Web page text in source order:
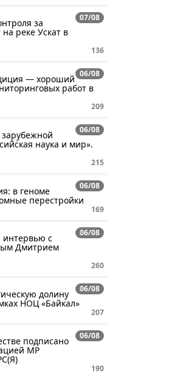
07/08
за
реке Ускат в
136
06/08
— хороший
работ в
209
06/08
наука и мир».
215
06/08
в геноме
перестройки
169
06/08
интервью с
Дмитрием
260
06/08
долину
НОЦ «Байкал»
207
06/08
подписано
МР
190